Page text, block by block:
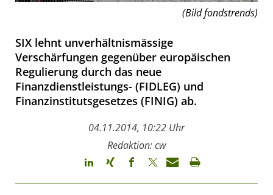
(Bild fondstrends)
SIX lehnt unverhältnismässige
Verschärfungen gegenüber europäischen
Regulierung durch das neue
Finanzdienstleistungs- (FIDLEG) und
Finanzinstitutsgesetzes (FINIG) ab.
04.11.2014, 10:22 Uhr
Redaktion: cw